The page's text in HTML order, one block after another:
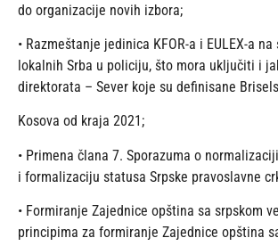
do organizacije novih izbora;
• Razmeštanje jedinica KFOR-a i EULEX-a
lokalnih Srba u policiju, što mora uključiti i
direktorata – Sever koje su definisane
Kosova od kraja 2021;
• Primena člana 7. Sporazuma o
i formalizaciju statusa Srpske pravoslavne
• Formiranje Zajednice opština sa srpskom
principima za formiranje Zajednice opština